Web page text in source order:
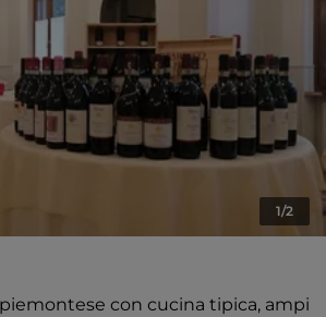
1/2
con cucina tipica, ampi